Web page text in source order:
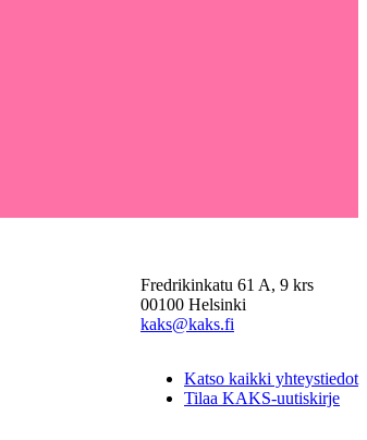
Fredrikinkatu 61 A, 9 krs
00100 Helsinki
kaks@kaks.fi
Katso kaikki yhteystiedot
Tilaa KAKS-uutiskirje